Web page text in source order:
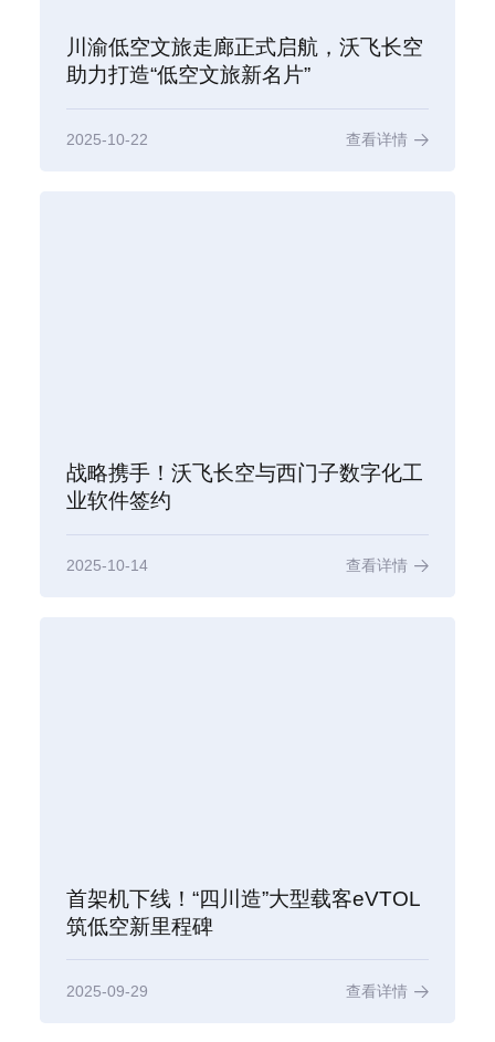
川渝低空文旅走廊正式启航，沃飞长空
助力打造“低空文旅新名片”
2025-10-22 查看详情
战略携手！沃飞长空与西门子数字化工
业软件签约
2025-10-14 查看详情
首架机下线！“四川造”大型载客eVTOL
筑低空新里程碑
2025-09-29 查看详情